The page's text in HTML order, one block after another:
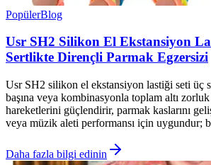
PopülerBlog
Usr SH2 Silikon El Ekstansiyon
Sertlikte Dirençli Parmak Egzersizi
Usr SH2 silikon el ekstansiyon lastiği seti üç
başına veya kombinasyonla toplam altı
hareketlerini güçlendirir, parmak kaslarını
veya müzik aleti performansı için uygundur;
Daha fazla bilgi edinin